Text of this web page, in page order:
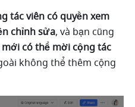
chỉnh sửa, và bạn cũng
có thể mời cộng tác
không thể thêm cộng